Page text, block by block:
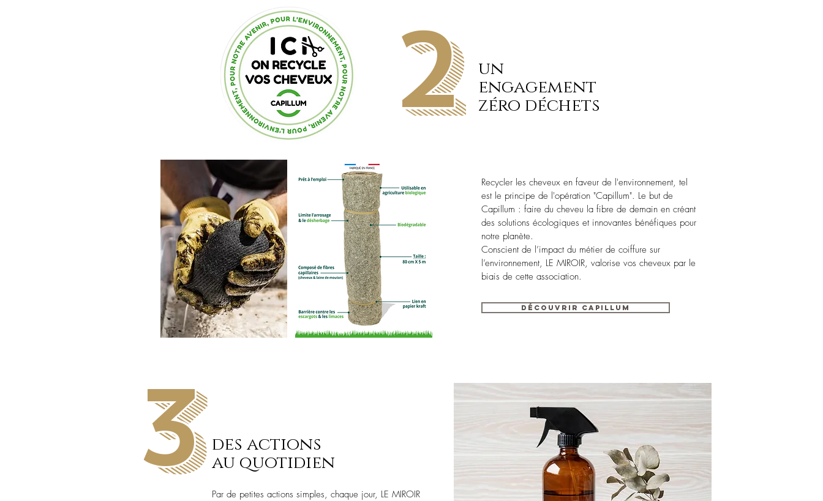
2
un
engagement
zéro déchets
Recycler les cheveux en faveur de l'environnement, tel
est le principe de l'opération "Capillum". Le but de
Capillum : faire du cheveu la fibre de demain en créant
des solutions écologiques et innovantes bénéfiques pour
notre planète.
Conscient de l’impact du métier de coiffure sur
l’environnement, LE MIROIR, valorise vos cheveux par le
biais de cette association.
Découvrir CAPILLUM
3 des actions
au quotidien
Par de petites actions simples, chaque jour, LE MIROIR